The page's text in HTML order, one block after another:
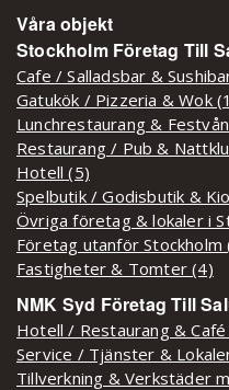
Våra objekt
Stockholm Företag Till
Cafe / Salladsbar &
Gatukök / Pizzeria & Wok
Lunchrestaurang &
Restaurang / Pub &
Hotell (5)
Spelbutik / Godisbutik &
Övriga företag & lokaler i
Företag utanför Stockholm
Fastigheter & Tomter (4)
NMK Syd Företag Till
Hotell / Restaurang &
Service / Tjänster &
Tillverkning & Verkstäder